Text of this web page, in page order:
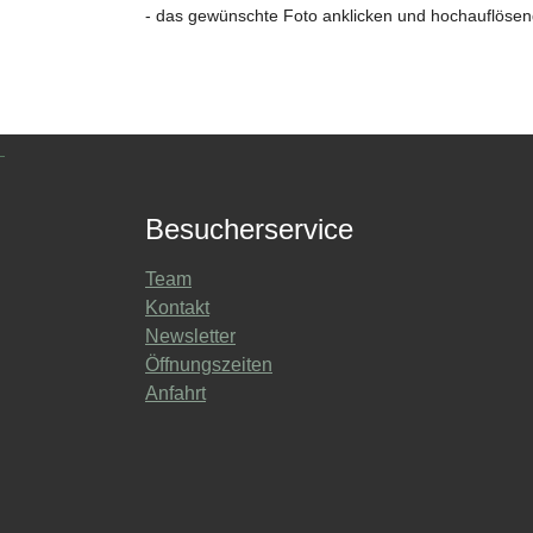
- das gewünschte Foto anklicken und
Besucherservice
Team
Kontakt
Newsletter
Öffnungszeiten
Anfahrt